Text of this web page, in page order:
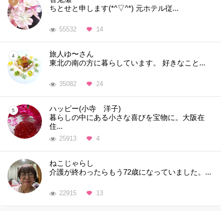
ちとせと申します(*^▽^*) 元ホテル従...
55532 14
旅人ゆ〜さん
東北の南の方に暮らしています。 好きなこと...
35082 24
ハッピー(小寺 洋子)
暮らしの中にある小さな喜びを宝物に。大阪在
住...
25913 4
ねこじゃらし
介護が終わったらもう72歳になっていました。...
22915 13